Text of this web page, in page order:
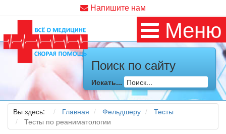
Напишите нам
Меню
Поиск по сайту
Искать...
Вы здесь: Главная Фельдшеру
Тесты
Тесты по реаниматологии